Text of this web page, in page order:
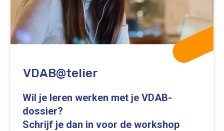
VDAB@telier
Wil je leren werken met je VDAB-
dossier?
Schrijf je dan in voor de workshop